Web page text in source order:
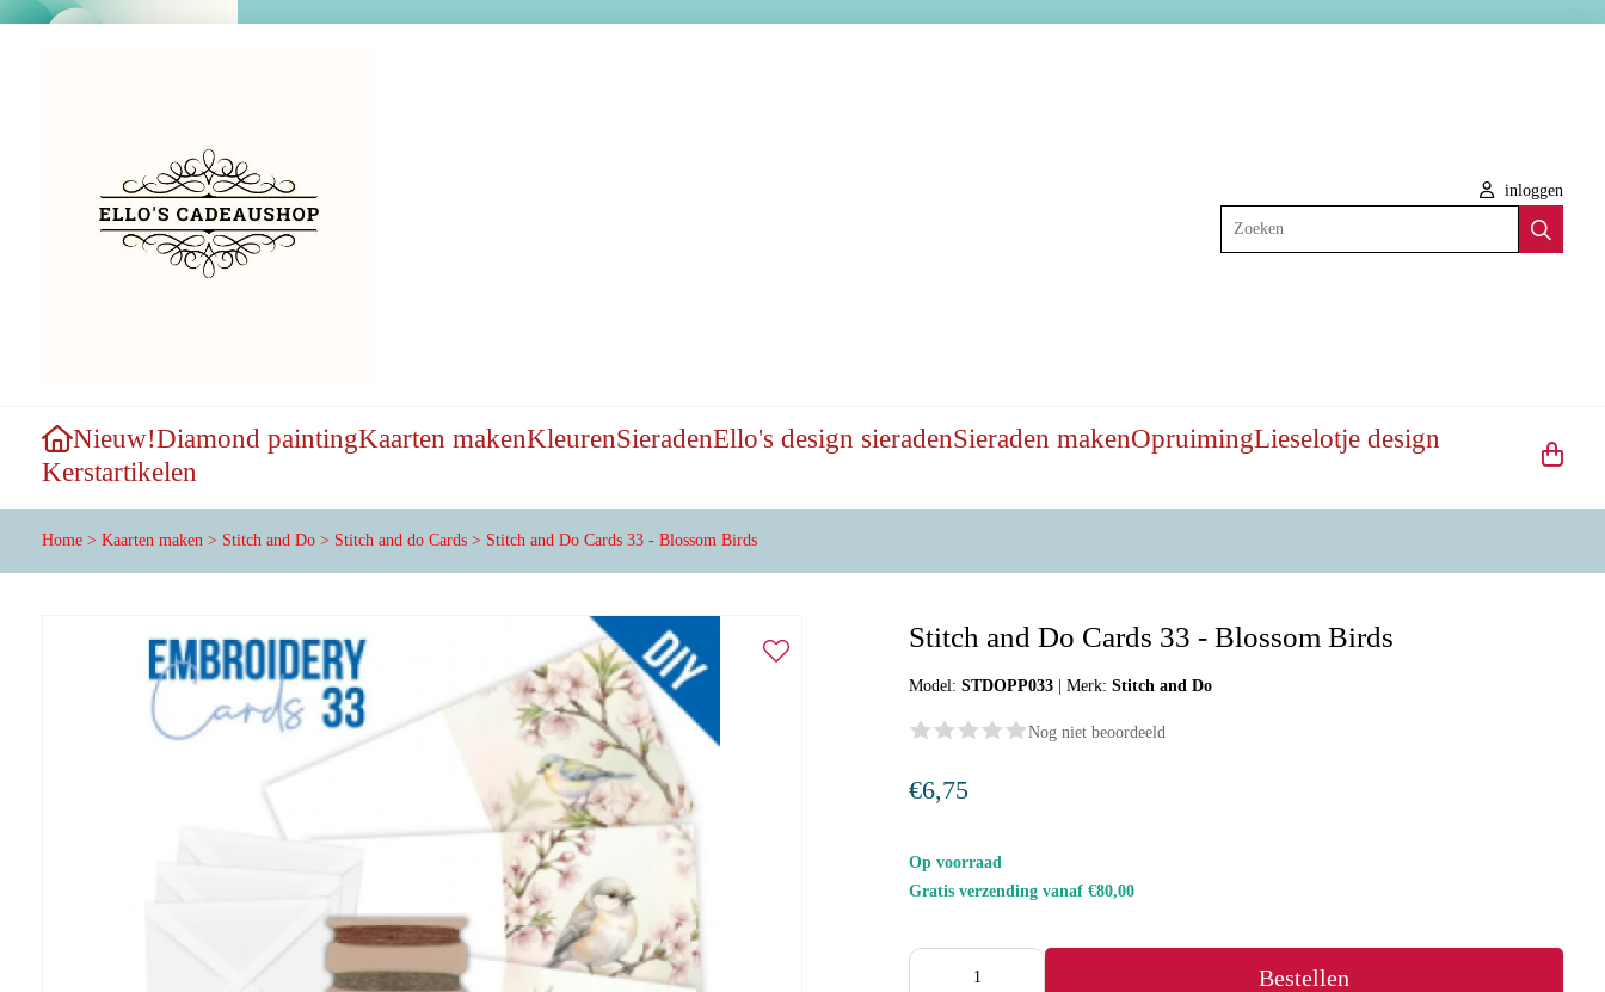
inloggen
Zoeken
Nieuw!Diamond paintingKaarten makenKleurenSieradenEllo's design sieradenSieraden makenOpruimingLieselotje design
Kerstartikelen
Home > Kaarten maken > Stitch and Do > Stitch and do Cards > Stitch and Do Cards 33 - Blossom Birds
Stitch and Do Cards 33 - Blossom Birds
Model:STDOPP033 |Merk:Stitch and Do
Nog niet beoordeeld
€6,75
Op voorraad
Gratis verzending vanaf €80,00
Bestellen